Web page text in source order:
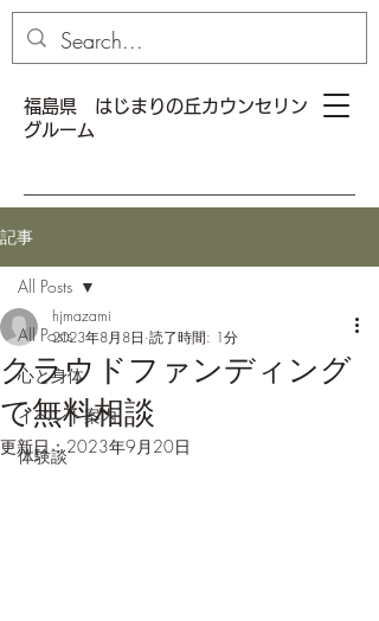
福島県 はじまりの丘カウンセリン
グルーム
記事
All Posts
心と身体
イベント案内
体験談
All Posts
クラウドファンディング
で無料相談
hjmazami
2023年8月8日 読了時間: 1分
更新日：2023年9月20日